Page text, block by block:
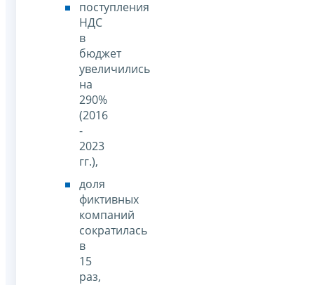
поступления
НДС
в
бюджет
увеличились
на
290%
(2016
-
2023
гг.),
доля
фиктивных
компаний
сократилась
в
15
раз,